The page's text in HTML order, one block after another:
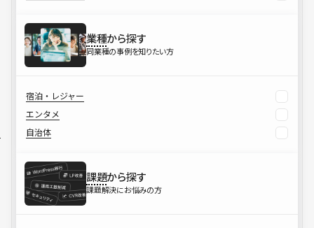
業種から探す
同業種の事例を知りたい方
宿泊・レジャー
エンタメ
自治体
課題から探す
課題解決にお悩みの方